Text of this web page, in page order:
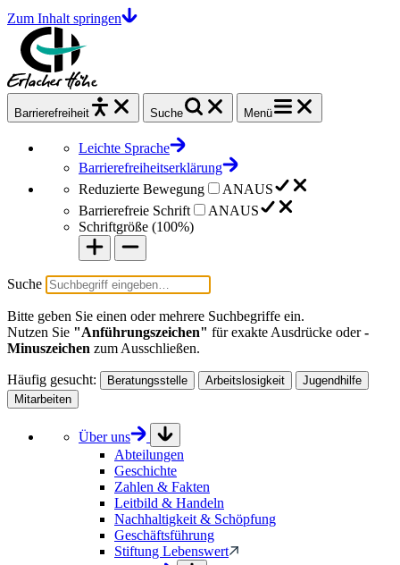
Zum Inhalt springen
Barrierefrei heit Suche Menü
Leichte Sprache
Barrierefreiheitserklärung
Reduzierte Bewegung
ANAUS
Barrierefreie Schrift
ANAUS
Schriftgröße (100%)
Suche
Bitte geben Sie einen oder mehrere Suchbegriffe ein.
Nutzen Sie "Anführungszeichen" für exakte Ausdrücke oder-
Minuszeichen zum Ausschließen.
Häufig gesucht: Beratungsstelle Arbeitslosigkeit
Jugendhilfe
Mitarbeiten
Über uns
Abteilungen
Geschichte
Zahlen & Fakten
Leitbild & Handeln
Nachhaltigkeit & Schöpfung
Geschäftsführung
Stiftung Lebenswert